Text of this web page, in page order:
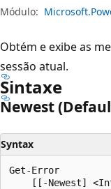
Módulo:
Obtém e exibe as
sessão atual.
Sintaxe
Newest
Syntax
Get-Error
[[-Newest]